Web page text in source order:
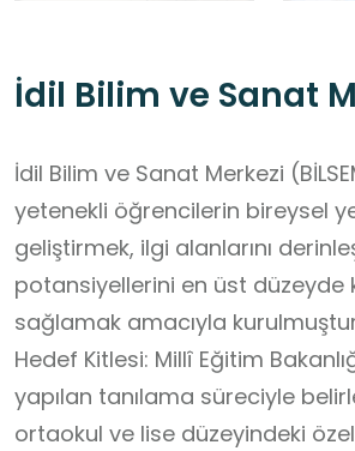
İdil Bilim ve Sanat
İdil Bilim ve Sanat Merkezi
yetenekli öğrencilerin bireysel
geliştirmek, ilgi alanlarını
potansiyellerini en üst düzeyde
sağlamak amacıyla
Hedef Kitlesi: Millî Eğitim
yapılan tanılama süreciyle
ortaokul ve lise düzeyindeki